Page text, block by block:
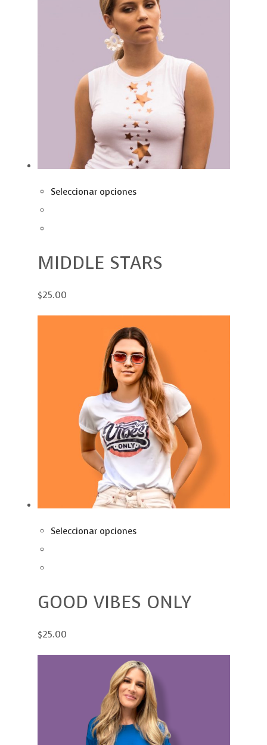
Seleccionar opciones
MIDDLE STARS
$25.00
Seleccionar opciones
GOOD VIBES ONLY
$25.00